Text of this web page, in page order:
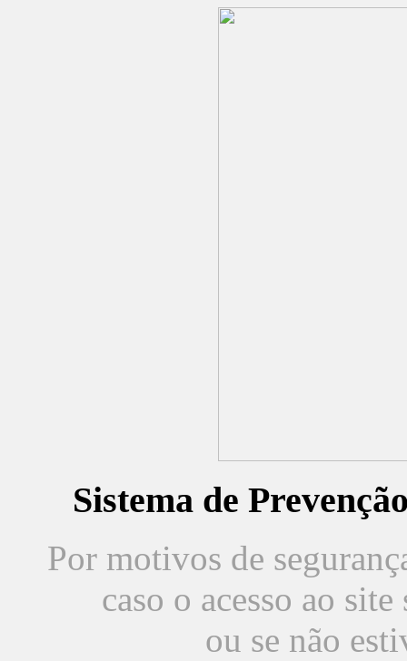
Sistema de
Por motivos de
caso o acesso ao
ou se não